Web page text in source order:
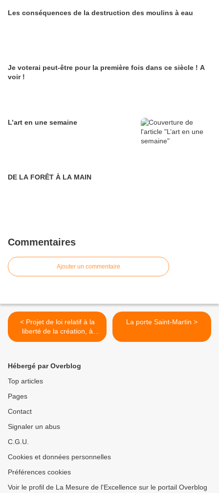
Les conséquences de la destruction des moulins à eau
Je voterai peut-être pour la première fois dans ce siècle ! A
voir !
L’art en une semaine
DE LA FORÊT À LA MAIN
Commentaires
Ajouter un commentaire
< Projet de loi relatif à la
liberté de la création, à
l'architecture et au
La porte Saint-Martin >
Hébergé par Overblog
Top articles
Pages
Contact
Signaler un abus
C.G.U.
Cookies et données personnelles
Préférences cookies
Voir le profil de La Mesure de l'Excellence sur le portail Overblog